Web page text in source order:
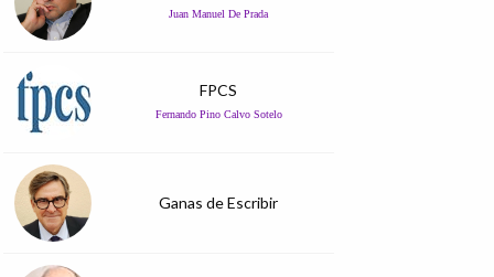
Juan Manuel De Prada
FPCS
Fernando Pino Calvo Sotelo
Ganas de Escribir